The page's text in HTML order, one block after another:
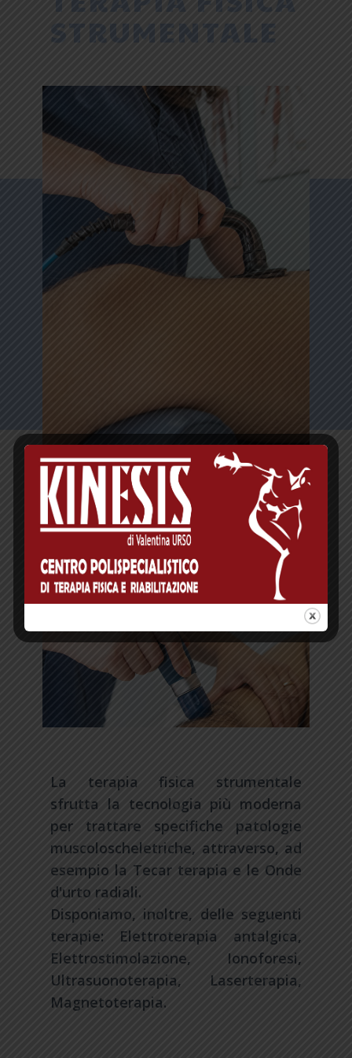
STRUMENTALE
La terapia fisica strumentale
sfrutta la tecnologia più moderna
per trattare specifiche patologie
muscoloscheletriche, attraverso, ad
esempio la Tecar terapia e le Onde
d'urto radiali.
Disponiamo, inoltre, delle seguenti
terapie: Elettroterapia antalgica,
Elettrostimolazione, Ionoforesi,
Ultrasuonoterapia, Laserterapia,
Magnetoterapia.